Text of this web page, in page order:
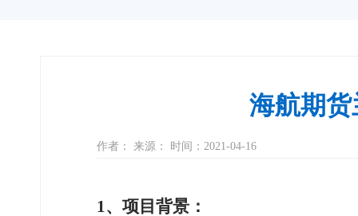
海航期
作者： 来源： 时间：2021-04-16
1、项目背景：